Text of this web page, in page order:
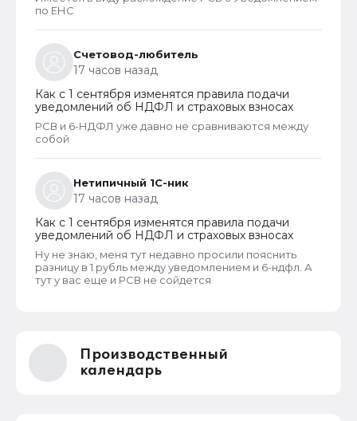
по ЕНС
Счетовод-любитель
17 часов назад
Как с 1 сентября изменятся правила подачи
уведомлений об НДФЛ и страховых взносах
РСВ и 6-НДФЛ уже давно не сравниваются между
собой
Нетипичный 1С-ник
17 часов назад
Как с 1 сентября изменятся правила подачи
уведомлений об НДФЛ и страховых взносах
Ну не знаю, меня тут недавно просили пояснить
разницу в 1 рубль между уведомлением и 6-ндфл. А
тут у вас еще и РСВ не сойдется
Производственный
календарь